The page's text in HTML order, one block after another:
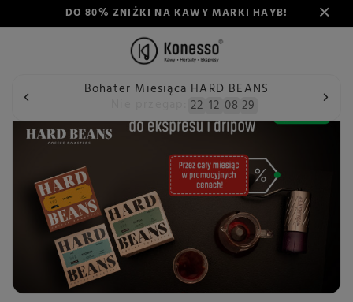
DO 80% ZNIŻKI NA KAWY MARKI HAYB!
Bohater Miesiąca HARD BEANS
22 12 08 28